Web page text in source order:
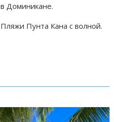
Доминикане.
Пунта Кана с волной.